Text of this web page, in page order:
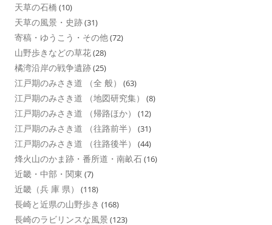
天草の石橋 (10)
天草の風景・史跡(31)
寄稿・ゆうこう・その他(72)
山野歩きなどの草花(28)
橘湾沿岸の戦争遺跡(25)
江戸期のみさき道 （全 般） (63)
江戸期のみさき道 （地図研究集） (8)
江戸期のみさき道 （帰路ほか） (12)
江戸期のみさき道 （往路前半） (31)
江戸期のみさき道 （往路後半） (44)
烽火山のかま跡・番所道・南畝石(16)
近畿・中部・関東 (7)
近畿（兵 庫 県） (118)
長崎と近県の山野歩き (168)
長崎のラビリンスな風景 (123)